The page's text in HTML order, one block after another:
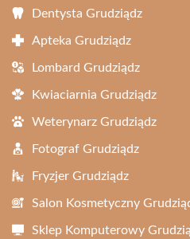
Dentysta Grudziądz
Apteka Grudziądz
Lombard Grudziądz
Kwiaciarnia Grudziądz
Weterynarz Grudziądz
Fotograf Grudziądz
Fryzjer Grudziądz
Salon Kosmetyczny
Sklep Komputerowy